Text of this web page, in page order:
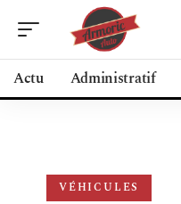
Actu Administratif
VÉHICULES